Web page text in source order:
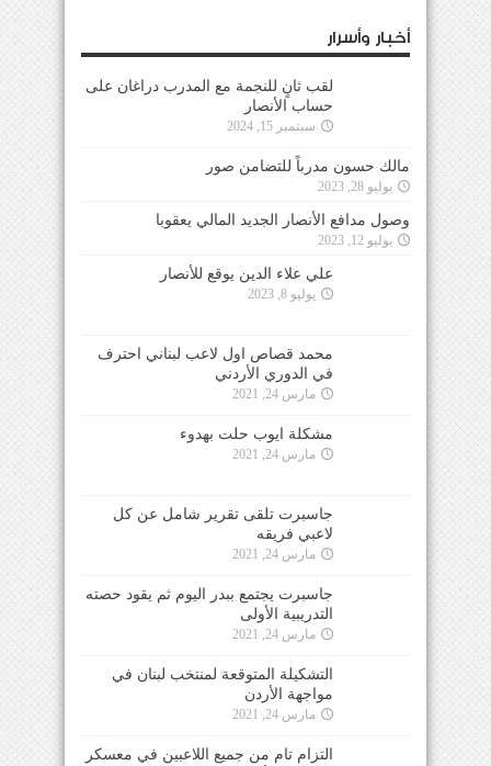
أخبار وأسرار
لقب ثانٍ للنجمة مع المدرب دراغان على
حساب الأنصار
سبتمبر 15, 2024
مالك حسون مدرباً للتضامن صور
يوليو 28, 2023
وصول مدافع الأنصار الجديد المالي يعقوبا
يوليو 12, 2023
علي علاء الدين يوقع للأنصار
يوليو 8, 2023
محمد قصاص اول لاعب لبناني احترف
في الدوري الأردني
مارس 24, 2021
مشكلة ايوب حلت بهدوء
مارس 24, 2021
جاسبرت تلقى تقرير شامل عن كل
لاعبي فريقه
مارس 24, 2021
جاسبرت يجتمع ببدر اليوم ثم يقود حصته
التدريبية الأولى
مارس 24, 2021
التشكيلة المتوقعة لمنتخب لبنان في
مواجهة الأردن
مارس 24, 2021
التزام تام من جميع اللاعبين في معسكر